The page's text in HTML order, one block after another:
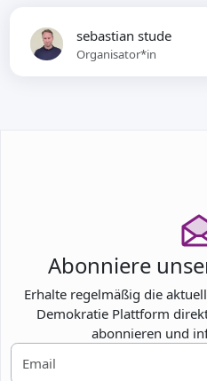
sebastian stude
Organisator*in
Abonniere
Erhalte regelmäßig die
Demokratie Plattform
abonnieren und